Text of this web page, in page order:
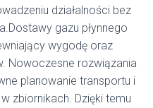
działalności bez
gazu płynnego
wygodę oraz
Nowoczesne rozwiązania
planowanie transportu i
zbiornikach. Dzięki temu